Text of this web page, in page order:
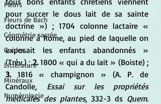
Fleurs
Fleurs de Bach
Géométrie sacrée
Guides
Littérature
Minéraux
Numérologie
pour succer le dous lait de sa sainte
doctrine ») ; 1704 colonne lactaire «
colonne à Rome, au pied de laquelle on
exposait les enfants abandonnés »
(Trév.) ; 2.
3. 1816 « champignon » (A. P. de
Candolle, Essai sur les propriétés
médicales des plantes, 332-3 ds Quem.